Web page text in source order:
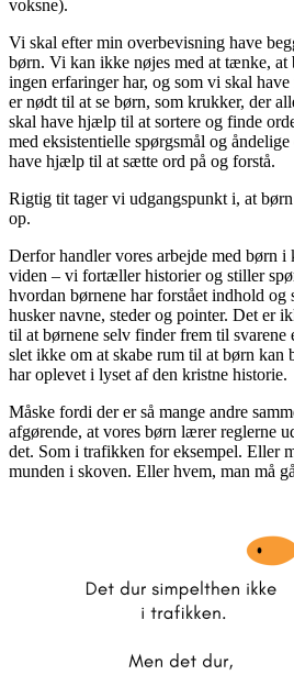
voksne).
Vi skal efter min overbevisning have
børn. Vi kan ikke nøjes med at tænke, at
ingen erfaringer har, og som vi skal
er nødt til at se børn, som krukker, der
skal have hjælp til at sortere og finde
med eksistentielle spørgsmål og
have hjælp til at sætte ord på og forstå.
Rigtig tit tager vi udgangspunkt i, at
op.
Derfor handler vores arbejde med børn
viden – vi fortæller historier og stiller
hvordan børnene har forstået indhold og
husker navne, steder og pointer. Det er
til at børnene selv finder frem til svarene
slet ikke om at skabe rum til at børn kan
har oplevet i lyset af den kristne historie.
Måske fordi der er så mange andre
afgørende, at vores børn lærer reglerne
det. Som i trafikken for eksempel. Eller
munden i skoven. Eller hvem, man må